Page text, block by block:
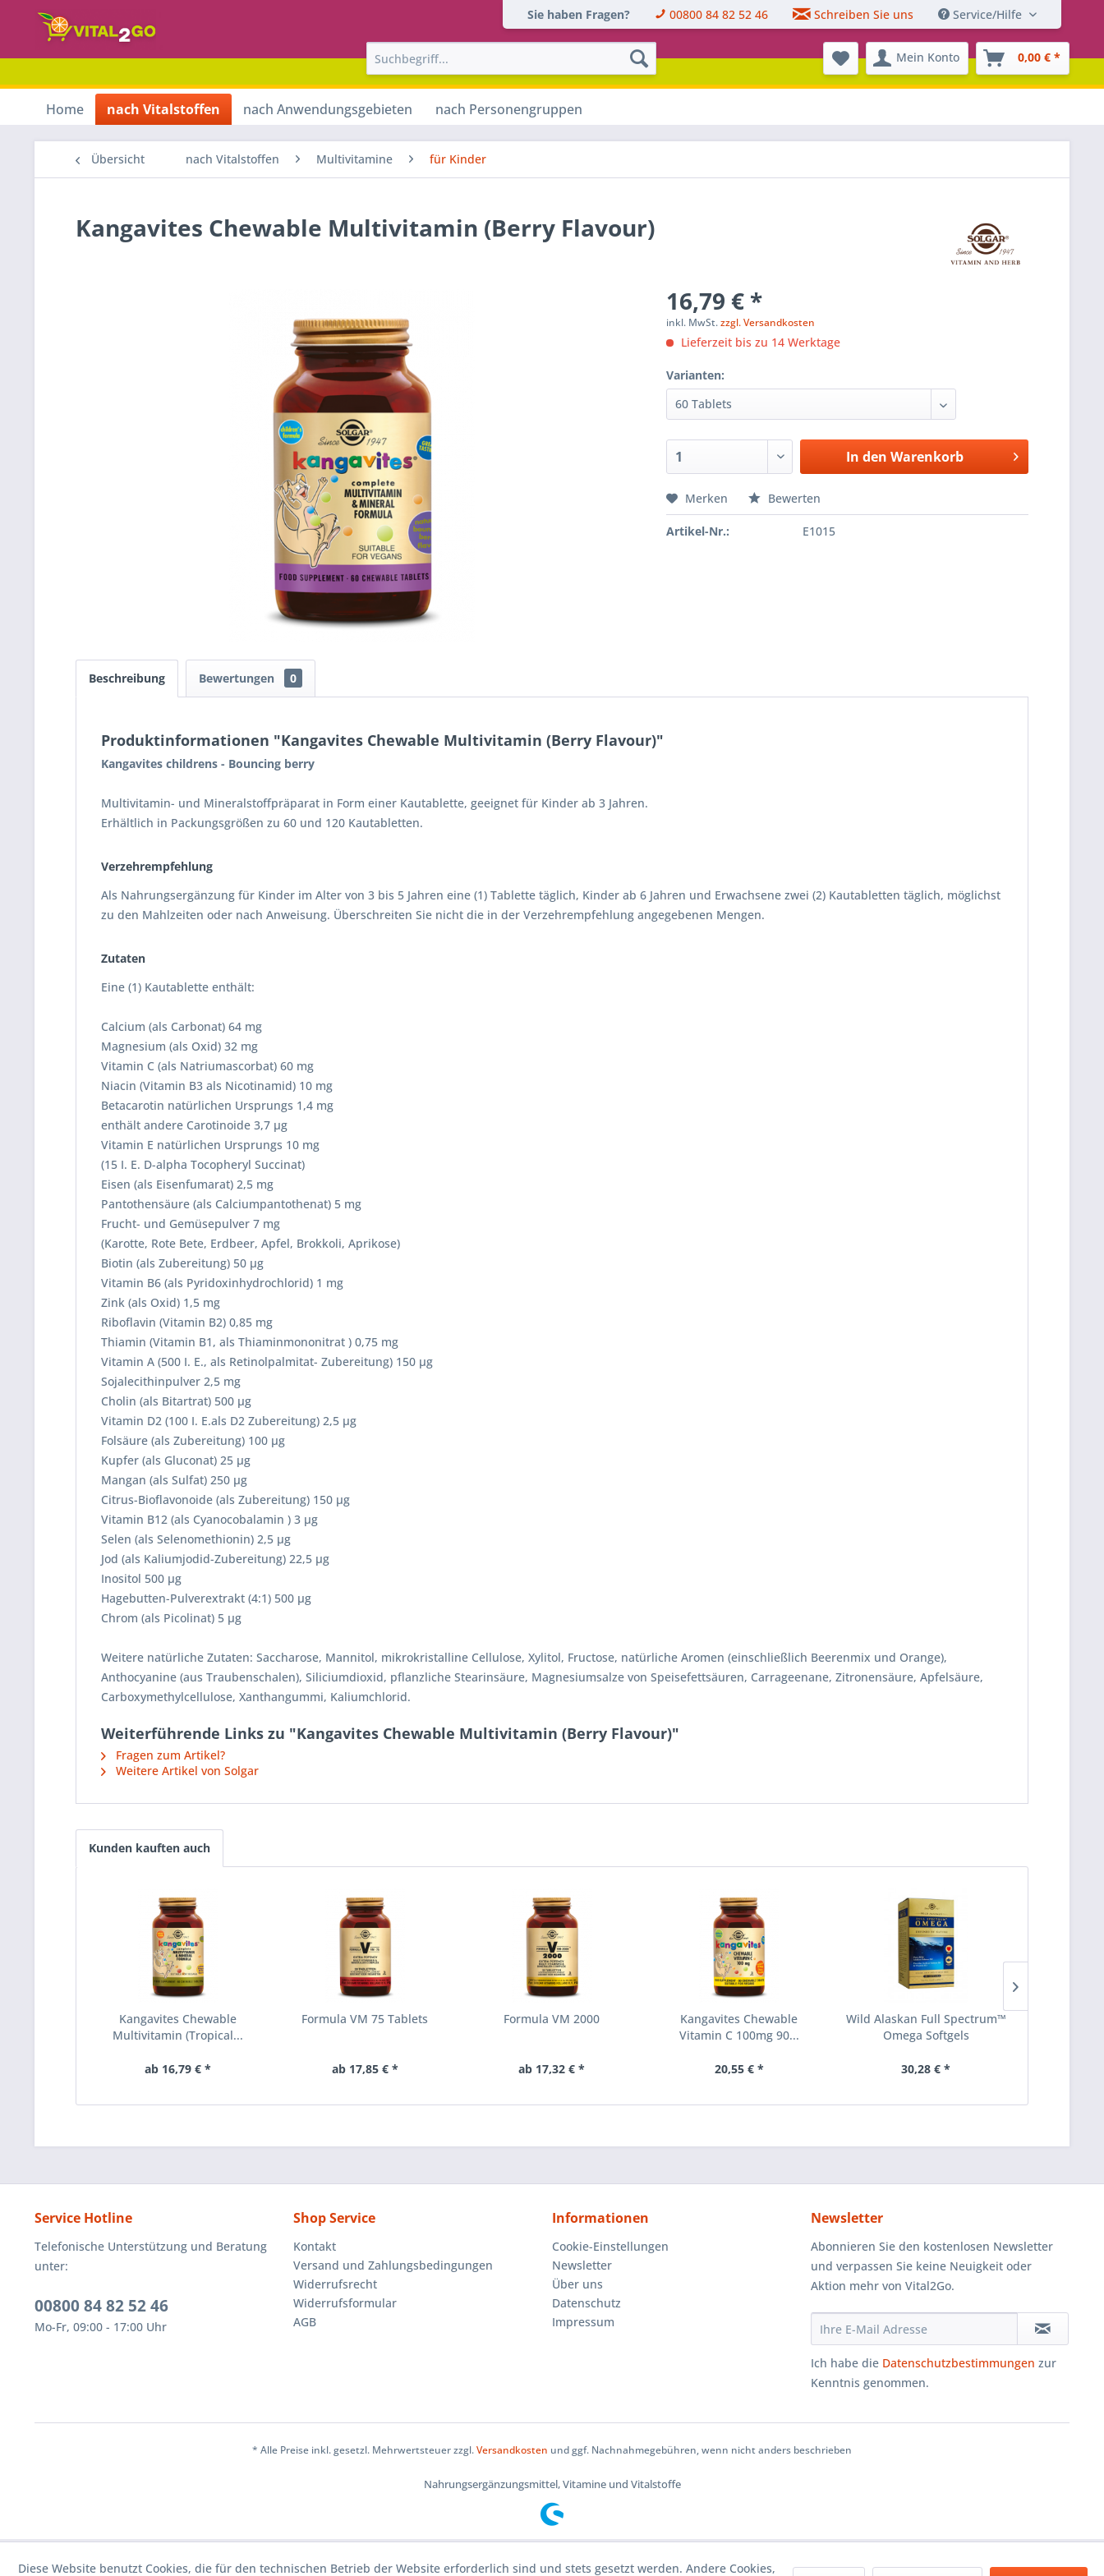
Sie haben Fragen? 00800 84 82 52 46 Schreiben Sie uns Service/Hilfe
Mein Konto 0,00 € *
Home nach Vitalstoffen nach Anwendungsgebieten nach Personengruppen
Übersicht nach Vitalstoffen Multivitamine für Kinder
Kangavites Chewable Multivitamin (Berry Flavour)
16,79 € *
inkl. MwSt.zzgl. Versandkosten
Lieferzeit bis zu 14 Werktage
Varianten:
In den Warenkorb
Merken Bewerten
Artikel-Nr.: E1015
Beschreibung Bewertungen 0
Produktinformationen "Kangavites Chewable Multivitamin (Berry Flavour)"
Kangavites childrens - Bouncing berry
Multivitamin- und Mineralstoffpräparat in Form einer Kautablette, geeignet für Kinder ab 3 Jahren.
Erhältlich in Packungsgrößen zu 60 und 120 Kautabletten.
Verzehrempfehlung
Als Nahrungsergänzung für Kinder im Alter von 3 bis 5 Jahren eine (1) Tablette täglich, Kinder ab 6 Jahren und Erwachsene zwei (2) Kautabletten täglich, möglichst
zu den Mahlzeiten oder nach Anweisung. Überschreiten Sie nicht die in der Verzehrempfehlung angegebenen Mengen.
Zutaten
Eine (1) Kautablette enthält:
Calcium (als Carbonat) 64 mg
Magnesium (als Oxid) 32 mg
Vitamin C (als Natriumascorbat) 60 mg
Niacin (Vitamin B3 als Nicotinamid) 10 mg
Betacarotin natürlichen Ursprungs 1,4 mg
enthält andere Carotinoide 3,7 µg
Vitamin E natürlichen Ursprungs 10 mg
(15 I. E. D-alpha Tocopheryl Succinat)
Eisen (als Eisenfumarat) 2,5 mg
Pantothensäure (als Calciumpantothenat) 5 mg
Frucht- und Gemüsepulver 7 mg
(Karotte, Rote Bete, Erdbeer, Apfel, Brokkoli, Aprikose)
Biotin (als Zubereitung) 50 µg
Vitamin B6 (als Pyridoxinhydrochlorid) 1 mg
Zink (als Oxid) 1,5 mg
Riboflavin (Vitamin B2) 0,85 mg
Thiamin (Vitamin B1, als Thiaminmononitrat ) 0,75 mg
Vitamin A (500 I. E., als Retinolpalmitat- Zubereitung) 150 µg
Sojalecithinpulver 2,5 mg
Cholin (als Bitartrat) 500 µg
Vitamin D2 (100 I. E.als D2 Zubereitung) 2,5 µg
Folsäure (als Zubereitung) 100 µg
Kupfer (als Gluconat) 25 µg
Mangan (als Sulfat) 250 µg
Citrus-Bioflavonoide (als Zubereitung) 150 µg
Vitamin B12 (als Cyanocobalamin ) 3 µg
Selen (als Selenomethionin) 2,5 µg
Jod (als Kaliumjodid-Zubereitung) 22,5 µg
Inositol 500 µg
Hagebutten-Pulverextrakt (4:1) 500 µg
Chrom (als Picolinat) 5 µg
Weitere natürliche Zutaten: Saccharose, Mannitol, mikrokristalline Cellulose, Xylitol, Fructose, natürliche Aromen (einschließlich Beerenmix und Orange),
Anthocyanine (aus Traubenschalen), Siliciumdioxid, pflanzliche Stearinsäure, Magnesiumsalze von Speisefettsäuren, Carrageenane, Zitronensäure, Apfelsäure,
Carboxymethylcellulose, Xanthangummi, Kaliumchlorid.
Weiterführende Links zu "Kangavites Chewable Multivitamin (Berry Flavour)"
Fragen zum Artikel?
Weitere Artikel von Solgar
Kunden kauften auch
Kangavites Chewable
Multivitamin (Tropical...
ab 16,79 € *
Formula VM 75 Tablets
ab 17,85 € *
Formula VM 2000
ab 17,32 € *
Kangavites Chewable
Vitamin C 100mg 90...
20,55 € *
Wild Alaskan Full Spectrum™
Omega Softgels
30,28 € *
Service Hotline
Telefonische Unterstützung und Beratung
unter:
00800 84 82 52 46
Mo-Fr, 09:00 - 17:00 Uhr
Shop Service
Kontakt
Versand und Zahlungsbedingungen
Widerrufsrecht
Widerrufsformular
AGB
Informationen
Cookie-Einstellungen
Newsletter
Über uns
Datenschutz
Impressum
Newsletter
Abonnieren Sie den kostenlosen Newsletter
und verpassen Sie keine Neuigkeit oder
Aktion mehr von Vital2Go.
Ich habe die Datenschutzbestimmungen zur
Kenntnis genommen.
* Alle Preise inkl. gesetzl. Mehrwertsteuer zzgl.Versandkosten und ggf. Nachnahmegebühren, wenn nicht anders beschrieben
Nahrungsergänzungsmittel, Vitamine und Vitalstoffe
Diese Website benutzt Cookies, die für den technischen Betrieb der Website erforderlich sind und stets gesetzt werden. Andere Cookies,